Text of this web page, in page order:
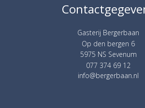
Gasterij Bergerbaan
Op den bergen 6
5975 NS Sevenum
077 374 69 12
info@bergerbaan.nl